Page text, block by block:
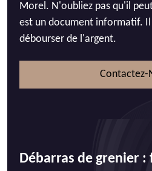
Morel. N'oubliez pas qu'il
est un document informatif.
débourser de l'argent.
Contactez-
Débarras de grenier :